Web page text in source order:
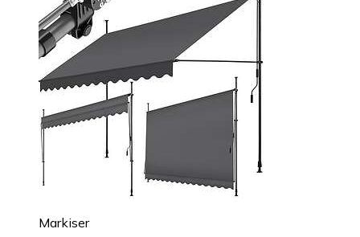
Markiser